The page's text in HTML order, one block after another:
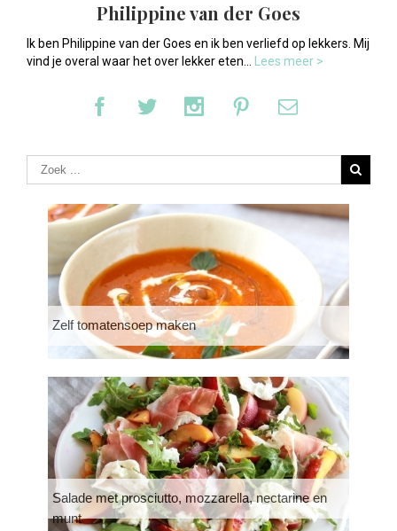
Philippine van der Goes
Ik ben Philippine van der Goes en ik ben verliefd op lekkers. Mij
vind je overal waar het over lekker eten... Lees meer >
Zelf tomatensoep maken
Salade met prosciutto, mozzarella, nectarine en
munt